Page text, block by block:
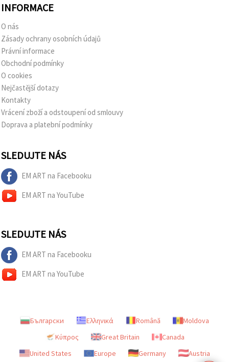
INFORMACE
O nás
Zásady ochrany osobních údajů
Právní informace
Obchodní podmínky
O cookies
Nejčastější dotazy
Kontakty
Vrácení zboží a odstoupení od smlouvy
Doprava a platební podmínky
SLEDUJTE NÁS
EM ART na Facebooku
EM ART na YouTube
SLEDUJTE NÁS
EM ART na Facebooku
EM ART na YouTube
Български Ελληνικά Română
Moldova
Κύπρος
Great Britain
Canada
United States
Europe Germany Austria